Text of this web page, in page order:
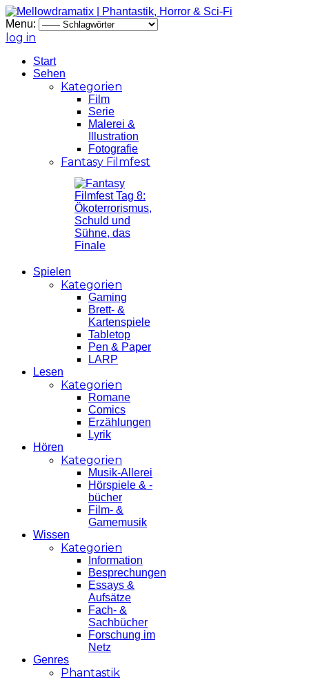
Menu:
log in
Start
Sehen
Kategorien
Film
Serie
Malerei &
Illustration
Fotografie
Fantasy Filmfest
Spielen
Kategorien
Gaming
Brett- &
Kartenspiele
Tabletop
Pen & Paper
LARP
Lesen
Kategorien
Romane
Comics
Erzählungen
Lyrik
Hören
Kategorien
Musik-Allerei
Hörspiele & -
bücher
Film- &
Gamemusik
Wissen
Kategorien
Information
Besprechungen
Essays &
Aufsätze
Fach- &
Sachbücher
Forschung im
Netz
Genres
Phantastik